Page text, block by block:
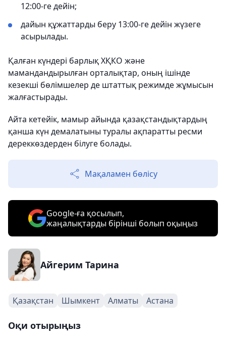
12:00-ге дейін;
дайын құжаттарды беру 13:00-ге дейін жүзеге
асырылады.
Қалған күндері барлық ХҚКО және
мамандандырылған орталықтар, оның ішінде
кезекші бөлімшелер де штаттық режимде жұмысын
жалғастырады.
Айта кетейік, мамыр айында қазақстандықтардың
қанша күн демалатыны туралы ақпаратты ресми
дереккөздерден білуге болады.
Мақаламен бөлісу
Google-ға қосылып,
жаңалықтарды бірінші болып оқыңыз
Айгерим Тарина
Қазақстан Шымкент Алматы Астана
Оқи отырыңыз